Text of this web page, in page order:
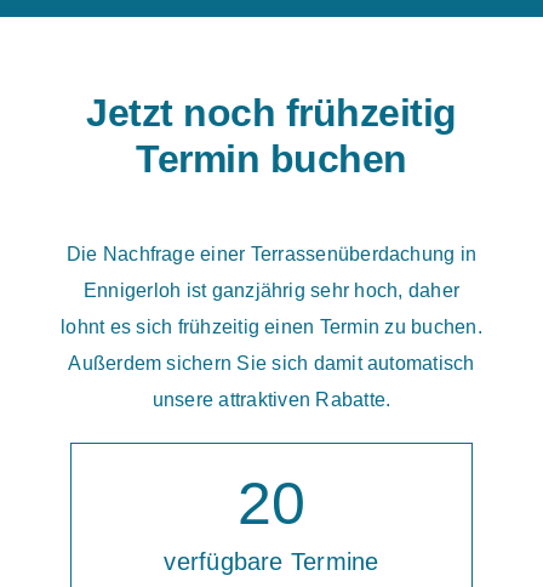
Jetzt noch frühzeitig
Termin buchen
Die Nachfrage einer Terrassenüberdachung in
Ennigerloh ist ganzjährig sehr hoch, daher
lohnt es sich frühzeitig einen Termin zu buchen.
Außerdem sichern Sie sich damit automatisch
unsere attraktiven Rabatte.
20
verfügbare Termine